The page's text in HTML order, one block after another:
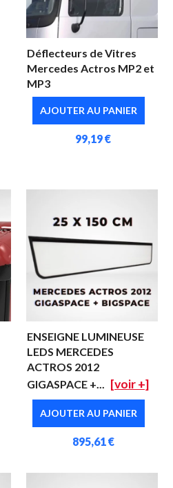
Déflecteurs de Vitres
Mercedes Actros MP2 et
MP3
AJOUTER AU PANIER
99,19 €
ENSEIGNE LUMINEUSE
LEDS MERCEDES
ACTROS 2012
GIGASPACE +... [voir +]
AJOUTER AU PANIER
895,61 €